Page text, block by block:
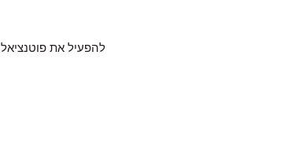
להפעיל את